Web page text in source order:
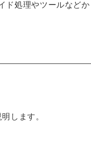
ド処理やツールなどか
します。